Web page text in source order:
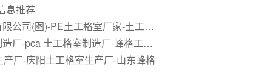
息推荐
蜂格工程材料有限公司(图)-PE土工格室厂家-土工格室厂家
南充土工格室制造厂-pca 土工格室制造厂-蜂格工程材料
厂-庆阳土工格室生产厂-山东蜂格